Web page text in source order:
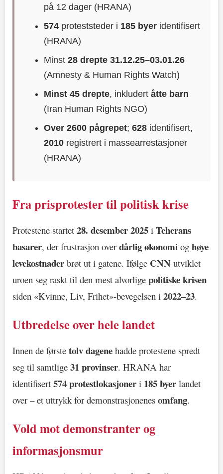
på 12 dager (HRANA)
574 proteststeder i 185 byer identifisert
(HRANA)
Minst28 drepte 31.12.25–03.01.26
(Amnesty & Human Rights Watch)
Minst 45 drepte, inkludertåtte barn
(Iran Human Rights NGO)
Over 2600 pågrepet;628 identifisert,
2010 registrert i massearrestasjoner
(HRANA)
Fra prisprotester til politisk krise
Protestene startet 28. desember 2025 i Teherans
basarer, der frustrasjon overdårlig økonomi og høye
levekostnader brøt ut i gatene. Ifølge CNN utviklet
uroen seg raskt til den mest alvorlige politiske krisen
siden «Kvinne, Liv, Frihet»-bevegelsen i 2022–23.
Utbredelse over hele landet
Innen de første tolv dagene hadde protestene spredt
seg til samtlige 31 provinser. HRANA har
identifisert 574 protestlokasjoner i 185 byer landet
over – et uttrykk for demonstrasjonenes omfang.
Vold mot demonstranter og
informasjonsmur